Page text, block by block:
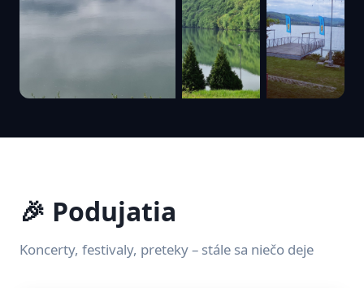
🎉 Podujatia
Koncerty, festivaly, preteky – stále sa niečo deje